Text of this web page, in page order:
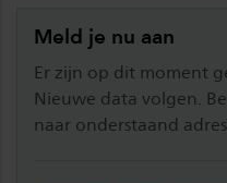
Meld je nu aan
Er zijn op dit moment
Nieuwe data volgen.
naar onderstaand